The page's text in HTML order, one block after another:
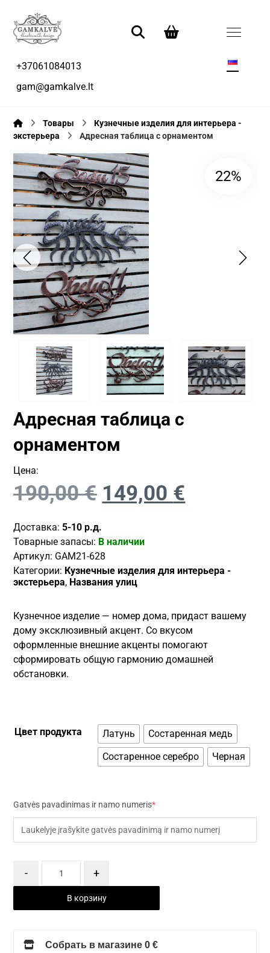
+37061084013
gam@gamkalve.lt
Товары
Кузнечные изделия для интерьера -
экстерьера
Адресная таблица с орнаментом
22%
Адресная таблица с
орнаментом
Цена:
190,00€ 149,00 €
Доставка:5-10 р.д.
Товарные запасы: В наличии
Артикул: GAM21-628
Категории: Кузнечные изделия для интерьера -
экстерьера, Названия улиц
Кузнечное изделие — номер дома, придаст вашему
дому эксклюзивный акцент. Со вкусом
оформленные внешние акценты помогают
сформировать общую гармонию домашней
обстановки.
Цвет продукта Латунь
Состаренная медь
Состаренное серебро
Черная
Gatvės pavadinimas ir namo numeris*
- +
В корзину
Собрать в магазине 0 €